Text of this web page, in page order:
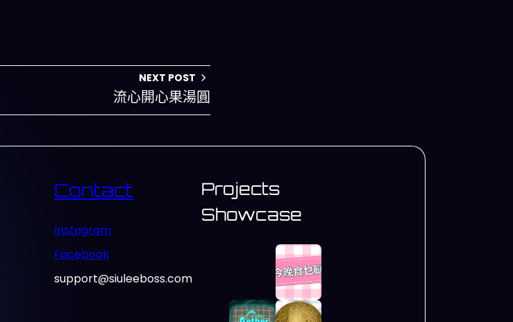
NEXT POST
流心開心果湯圓
Contact
Instagram
Facebook
support@siuleeboss.com
Projects
Showcase